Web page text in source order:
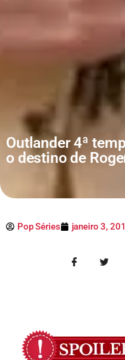
Outlander 4ª
o destino de
Pop Séries janeiro 3,